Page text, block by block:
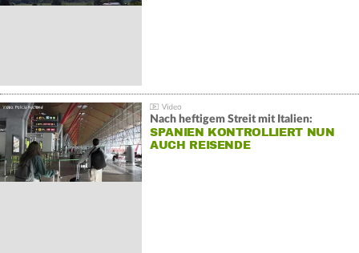
Nach heftigem Streit mit Italien:
SPANIEN KONTROLLIERT NUN
AUCH REISENDE